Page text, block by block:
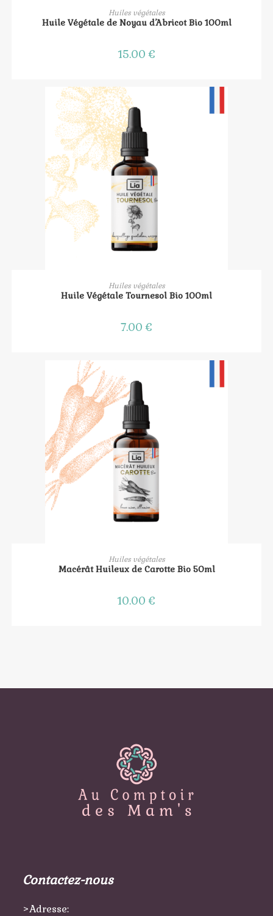
AJOUTER AU PANIER
Huiles végétales
Huile Végétale de Noyau d’Abricot Bio 100ml
15.00€
AJOUTER AU PANIER
Huiles végétales
Huile Végétale Tournesol Bio 100ml
7.00€
AJOUTER AU PANIER
Huiles végétales
Macérât Huileux de Carotte Bio 50ml
10.00€
Contactez-nous
>Adresse: